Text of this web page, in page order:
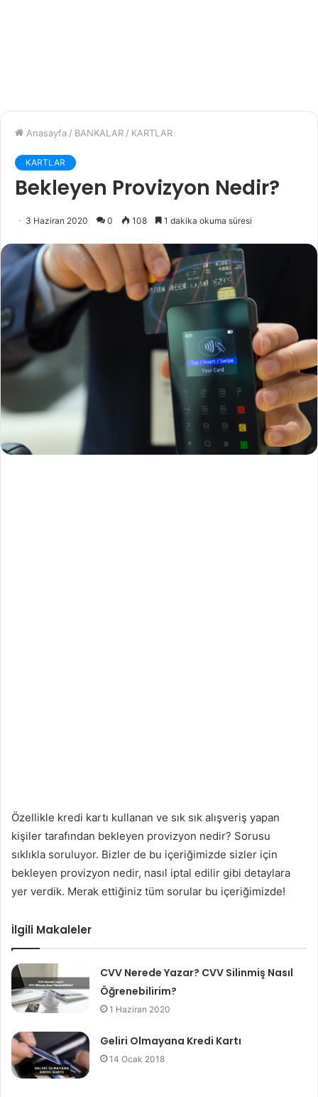
Anasayfa / BANKALAR / KARTLAR
KARTLAR
Bekleyen Provizyon Nedir?
3 Haziran 2020 0 108 1 dakika okuma süresi
Özellikle kredi kartı kullanan ve sık sık alışveriş yapan
kişiler tarafından bekleyen provizyon nedir? Sorusu
sıklıkla soruluyor. Bizler de bu içeriğimizde sizler için
bekleyen provizyon nedir, nasıl iptal edilir gibi detaylara
yer verdik. Merak ettiğiniz tüm sorular bu içeriğimizde!
İlgili Makaleler
CVV Nerede Yazar? CVV Silinmiş Nasıl
Öğrenebilirim?
1 Haziran 2020
Geliri Olmayana Kredi Kartı
14 Ocak 2018